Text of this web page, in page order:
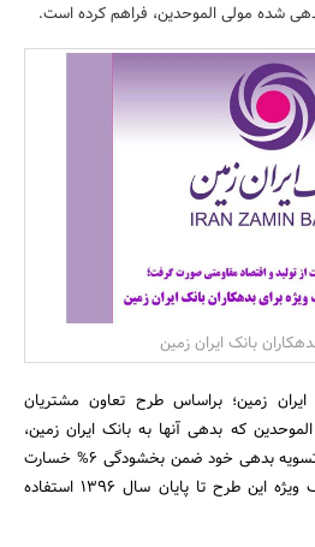
مسکن و ساختمان
شده مولی الموحدین، فراهم کرده است.
بانک ایران زمین
زمین؛ براساس طرح تعاون مشتریان
که بدهی آنها به بانک ایران زمین،
منتقل شده است، می‌توانند با تسویه بدهی خود ضمن بخشودگی 6% خسارت
تاخیر تأدیه تسهیلات، از تخفیف ویژه این طرح تا پایان سال 1396 استفاده